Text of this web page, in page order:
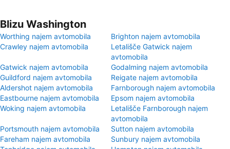
Blizu Washington
Worthing najem avtomobila
Brighton najem avtomobila
Crawley najem avtomobila
Letališče Gatwick najem
avtomobila
Gatwick najem avtomobila
Godalming najem avtomobila
Guildford najem avtomobila
Reigate najem avtomobila
Aldershot najem avtomobila
Farnborough najem avtomobila
Eastbourne najem avtomobila
Epsom najem avtomobila
Woking najem avtomobila
Letališče Farnborough najem
avtomobila
Portsmouth najem avtomobila
Sutton najem avtomobila
Fareham najem avtomobila
Sunbury najem avtomobila